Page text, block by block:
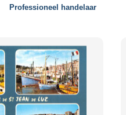
Professioneel handelaar